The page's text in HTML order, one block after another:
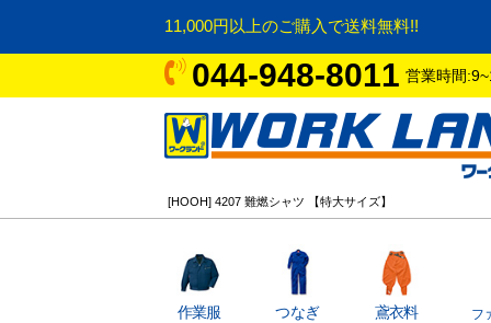
11,000円以上のご購入で送料無料!!
044-948-8011 営業時間
[HOOH] 4207 難燃シャツ 【特大サイズ】
作業服 つなぎ 鳶衣料 フ